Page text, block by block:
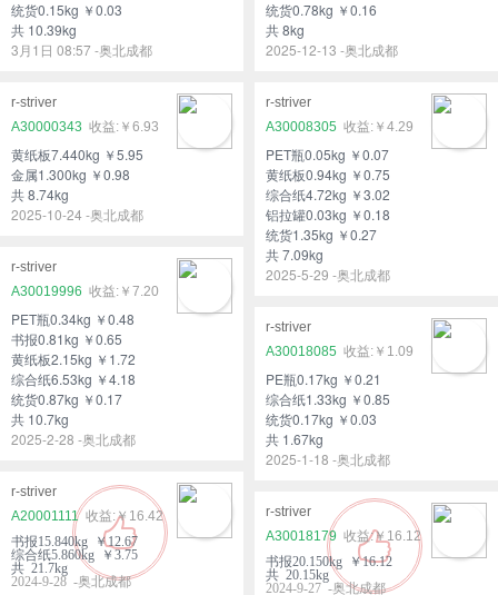
统货0.15kg ￥0.03
共 10.39kg
3月1日 08:57 -奥北成都
统货0.78kg ￥0.16
共 8kg
2025-12-13 -奥北成都
r-striver
A30000343
￥6.93
黄纸板7.440kg ￥5.95
金属1.300kg ￥0.98
共 8.74kg
2025-10-24 -奥北成都
r-striver
A30008305
￥4.29
PET瓶0.05kg ￥0.07
黄纸板0.94kg ￥0.75
综合纸4.72kg ￥3.02
铝拉罐0.03kg ￥0.18
统货1.35kg ￥0.27
共 7.09kg
2025-5-29 -奥北成都
r-striver
A30019996
￥7.20
PET瓶0.34kg ￥0.48
书报0.81kg ￥0.65
黄纸板2.15kg ￥1.72
综合纸6.53kg ￥4.18
统货0.87kg ￥0.17
共 10.7kg
2025-2-28 -奥北成都
r-striver
A30018085
￥1.09
PE瓶0.17kg ￥0.21
综合纸1.33kg ￥0.85
统货0.17kg ￥0.03
共 1.67kg
2025-1-18 -奥北成都
r-striver
A20001111
￥16.42
书报15.840kg ￥12.67
综合纸5.860kg ￥3.75
共 21.7kg
2024-9-28 -奥北成都
r-striver
A30018179
￥16.12
书报20.150kg ￥16.12
共 20.15kg
2024-9-27 -奥北成都